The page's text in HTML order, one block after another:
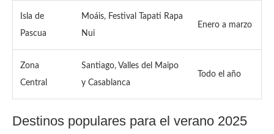
Isla de
Pascua
Moáis, Festival Tapati Rapa
Nui
Enero a marzo
Zona
Central
Santiago, Valles del Maipo
y Casablanca
Todo el año
Destinos populares para el verano 2025